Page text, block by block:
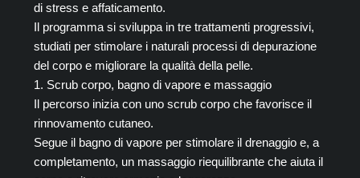
di stress e affaticamento.
Il programma si sviluppa in tre trattamenti progressivi,
studiati per stimolare i naturali processi di depurazione
del corpo e migliorare la qualità della pelle.
1. Scrub corpo, bagno di vapore e massaggio
Il percorso inizia con uno scrub corpo che favorisce il
rinnovamento cutaneo.
Segue il bagno di vapore per stimolare il drenaggio e, a
completamento, un massaggio riequilibrante che aiuta il